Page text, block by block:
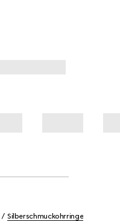
Silberschmuckohrringe